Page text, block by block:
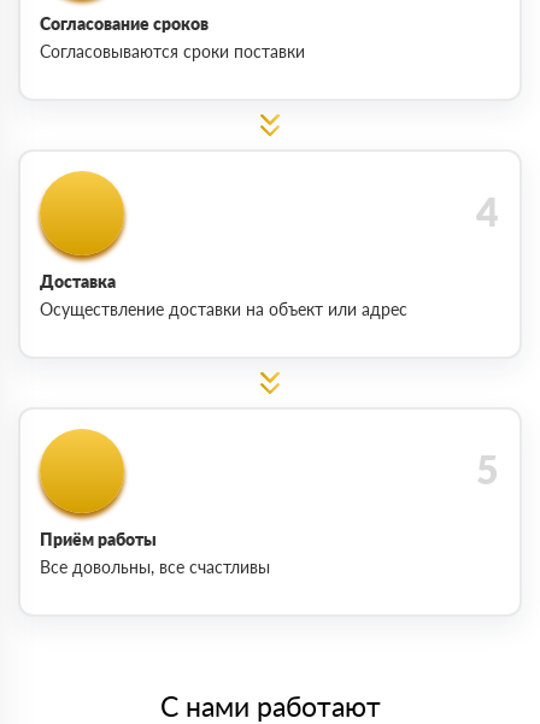
Согласование сроков
Согласовываются сроки поставки
Доставка
Осуществление доставки на объект или адрес
Приём работы
Все довольны, все счастливы
С нами работают